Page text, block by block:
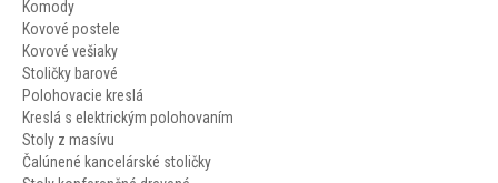
Komody
Kovové postele
Kovové vešiaky
Stoličky barové
Polohovacie kreslá
Kreslá s elektrickým polohovaním
Stoly z masívu
Čalúnené kancelárské stoličky